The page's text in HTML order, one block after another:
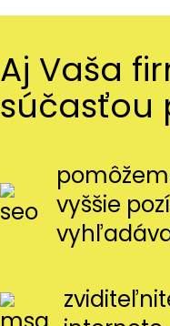
Aj Vaša
súčasťou
vyššie